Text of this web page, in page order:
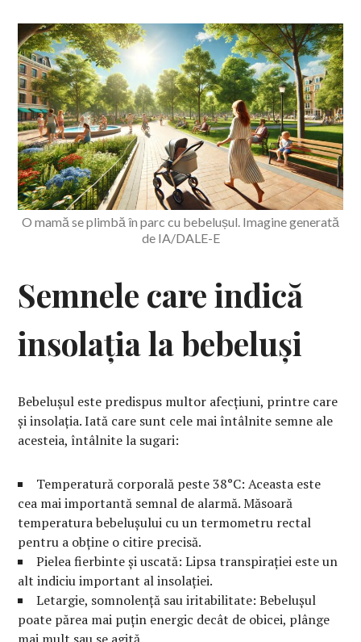
O mamă se plimbă în parc cu bebelușul. Imagine generată
de IA/DALE-E
Semnele care indică
insolația la bebeluși
Bebelușul este predispus multor afecțiuni, printre care
și insolația. Iată care sunt cele mai întâlnite semne ale
acesteia, întâlnite la sugari:
Temperatură corporală peste 38°C: Aceasta este
cea mai importantă semnal de alarmă. Măsoară
temperatura bebelușului cu un termometru rectal
pentru a obține o citire precisă.
Pielea fierbinte și uscată: Lipsa transpirației este un
alt indiciu important al insolației.
Letargie, somnolență sau iritabilitate: Bebelușul
poate părea mai puțin energic decât de obicei, plânge